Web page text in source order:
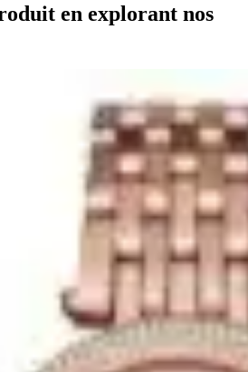
en explorant nos